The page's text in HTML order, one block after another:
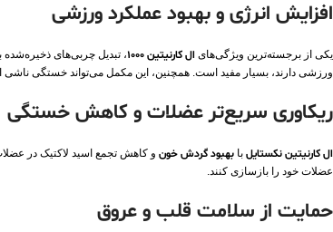
افزایش انرژی و بهبود عملکرد ورزشی
یکی از برجسته‌ترین ویژگی‌های ال کارنیتین 1000 ، تبدیل چربی‌های
ورزشی دارند، بسیار مفید است. همچنین، این مکمل می‌تواند خستگی
ریکاوری سریع‌تر عضلات و کاهش خستگی
ال کارنیتین نکستایل با بهبود گردش خون و کاهش تجمع اسید لاکتیک در
عضلات خود را بازسازی کنند.
حمایت از سلامت قلب و عروق